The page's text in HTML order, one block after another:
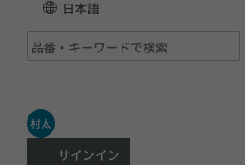
日本語
村太
サインイン